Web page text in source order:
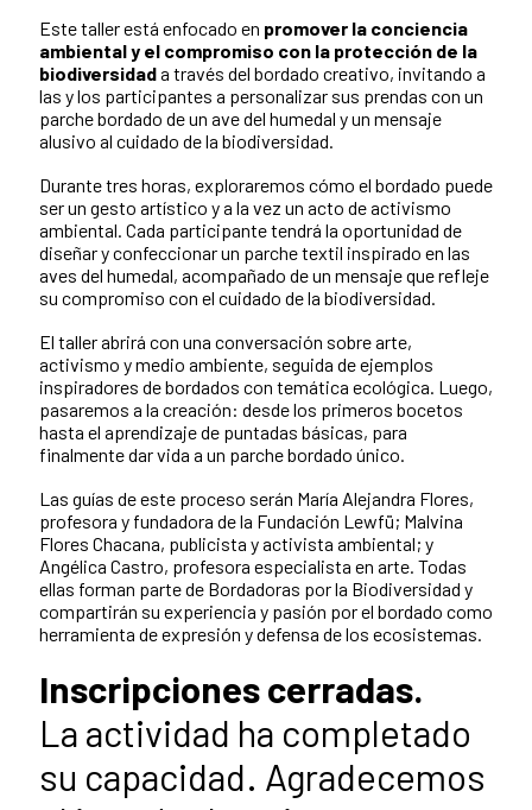
Este taller está enfocado en promover la conciencia
ambiental y el compromiso con la protección de la
biodiversidada través del bordado creativo, invitando a
las y los participantes a personalizar sus prendas con un
parche bordado de un ave del humedal y un mensaje
alusivo al cuidado de la biodiversidad.
Durante tres horas, exploraremos cómo el bordado puede
ser un gesto artístico y a la vez un acto de activismo
ambiental. Cada participante tendrá la oportunidad de
diseñar y confeccionar un parche textil inspirado en las
aves del humedal, acompañado de un mensaje que refleje
su compromiso con el cuidado de la biodiversidad.
El taller abrirá con una conversación sobre arte,
activismo y medio ambiente, seguida de ejemplos
inspiradores de bordados con temática ecológica. Luego,
pasaremos a la creación: desde los primeros bocetos
hasta el aprendizaje de puntadas básicas, para
finalmente dar vida a un parche bordado único.
Las guías de este proceso serán María Alejandra Flores,
profesora y fundadora de la Fundación Lewfü; Malvina
Flores Chacana, publicista y activista ambiental; y
Angélica Castro, profesora especialista en arte. Todas
ellas forman parte de Bordadoras por la Biodiversidad y
compartirán su experiencia y pasión por el bordado como
herramienta de expresión y defensa de los ecosistemas.
Inscripciones cerradas.
La actividad ha completado
su capacidad. Agradecemos